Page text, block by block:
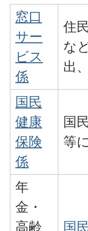
窓口
サー
ビス
係
住
な
出
国民
健康
保険
係
国
等
年
金・
高齢
国